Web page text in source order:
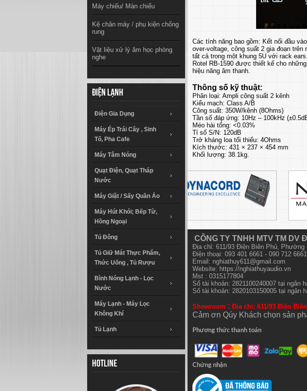
Máy chiếu/ Màn chiếu
Kệ chân máy / phụ kiện chống
rung
Vật liệu xử lý âm học phòng
nghe
Điện lạnh
Điện Gia Dụng
Máy Ép Trái Cây , Sinh
Tố, Pha Cafe
Máy Tắm Nóng
Quạt Điện, Quạt Tháp
Nước
Máy Giặt / Sấy Quần Áo
Máy Hút Khói; Bếp Từ,
Hồng Ngoại
Tủ Đông
Tủ Giữ Mát Thực Phẩm,
Thức Uống , Tủ Rượu
Bình Nóng Lạnh - Lọc
Nước
Máy Lạnh - Máy Lọc
Không Khí
Tủ Lạnh
Hotline
Các tính năng bao gồm: Kết nối đầu
over-voltage, công suất 2 gia đoạn
tất cả trong một khung 5U với rack ears.
Rotel RB-1590 được thiết kế cho
hiệu năng âm thanh.
Thông số kỹ thuật:
Phân loại: Ampli công suất 2 kênh
Kiểu mạch: Class A/B
Công suất: 350W/kênh (8Ohms)
Tần số đáp ứng: 10Hz – 100kHz
Méo hài tổng: <0.03%
Tỉ số S/N: 120dB
Trở kháng loa tối thiểu: 4Ohms
Kích thước: 431 × 237 × 454 mm
Khối lượng: 38.1kg.
CÔNG TY TNHH MTV TM DV
Địa chỉ: 611/93 Điện Biên Phủ,
Điện thoại: 093 401 6661 - 090 712
Email: nghiathuy611@gmail.com
Website: https://nghiathuyaudio.vn
Mst : 0315177804
Số tài khoản: 2821100240007 tại ngân
Số tài khoản: 2820103150005 tại ngân
Showroom : Địa chỉ: 611/93 Điện
Cảm ơn Qúy Khách chọn sản
Phương thức thanh toán
Chứng nhận